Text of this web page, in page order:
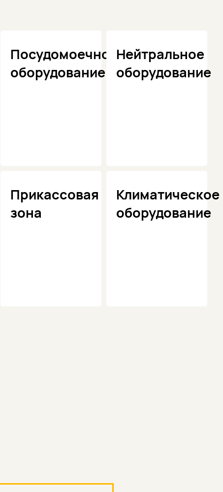
Посудомоечное
оборудование
Нейтральное
оборудование
Прикассовая
зона
Климатическое
оборудование